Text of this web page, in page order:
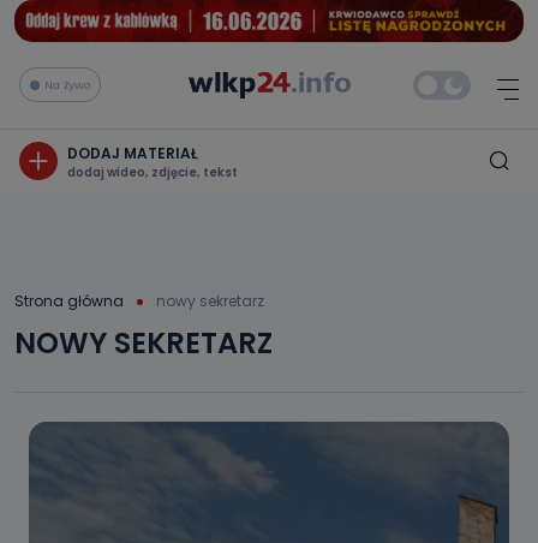
Na żywo
DODAJ MATERIAŁ
dodaj wideo, zdjęcie, tekst
Strona główna nowy sekretarz
NOWY SEKRETARZ